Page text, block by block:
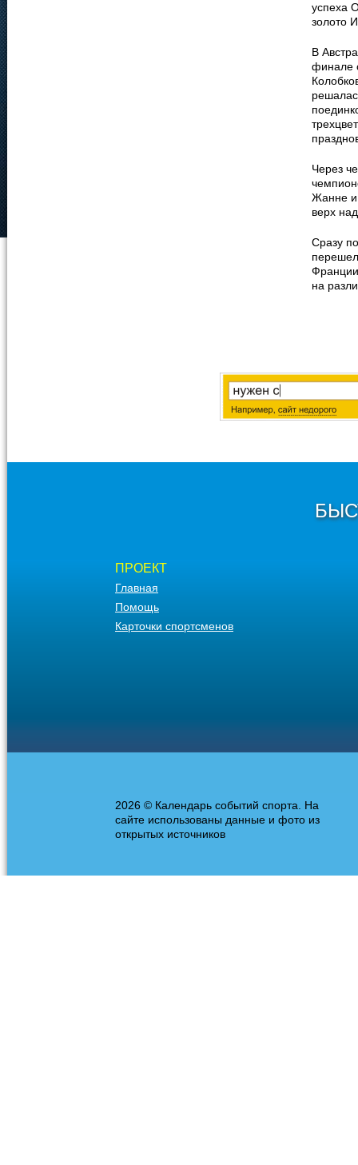
успеха
золото
В
финале
Через
Жанне и
верх
Сразу
на
ПРОЕКТ
Главная
Помощь
Карточки спортсменов
2026 © Календарь событий спорта. На
сайте использованы данные и фото из
открытых источников